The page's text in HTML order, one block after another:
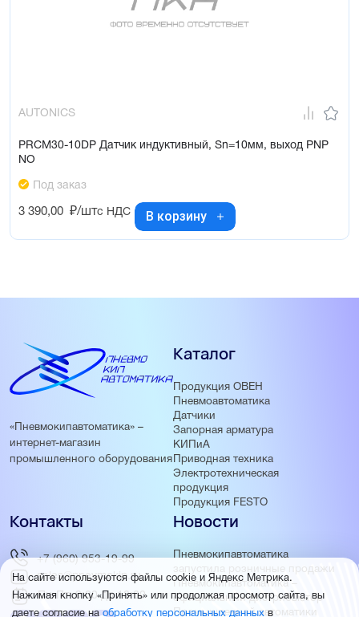
AUTONICS
PRCM30-10DP Датчик индуктивный, Sn=10мм, выход PNP
NO
Под заказ
3 390,00 ₽/штс НДС В корзину
«Пневмокипавтоматика» –
интернет-магазин
промышленного оборудования
Каталог
Продукция ОВЕН
Пневмоавтоматика
Датчики
Запорная арматура
КИПиА
Приводная техника
Электротехническая
продукция
Продукция FESTO
Новости
Пневмокипавтоматика
запустила розничные продажи
Пневмокипавтоматика –
официальный дистрибьютор
Промышленной автоматики
Контакты
+7 (960) 953-19-99
sales@pnevmokip.ru
Пн-Пт: 9:00 до 18:00
На сайте используются файлы cookie и Яндекс Метрика.
Нажимая кнопку «Принять» или продолжая просмотр сайта, вы
даете согласие наобработку персональных данныхв